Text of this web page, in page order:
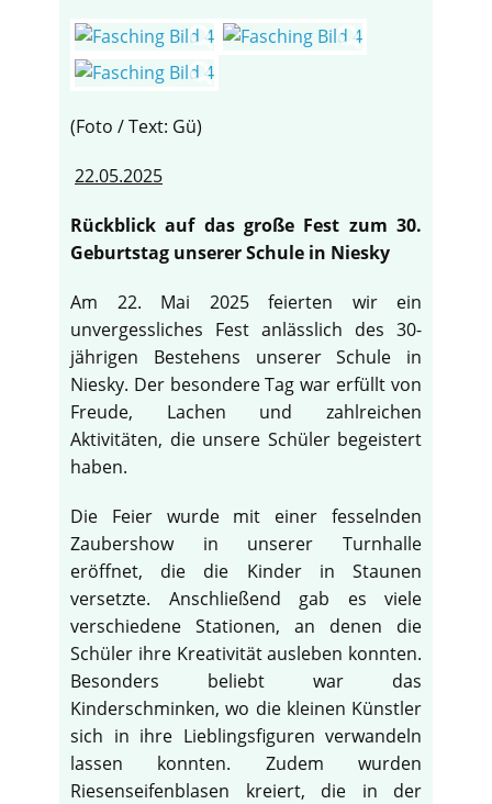
(Foto / Text: Gü)
22.05.2025
Rückblick auf das große Fest zum 30.
Geburtstag unserer Schule in Niesky
Am 22. Mai 2025 feierten wir ein
unvergessliches Fest anlässlich des 30-
jährigen Bestehens unserer Schule in
Niesky. Der besondere Tag war erfüllt von
Freude, Lachen und zahlreichen
Aktivitäten, die unsere Schüler begeistert
haben.
Die Feier wurde mit einer fesselnden
Zaubershow in unserer Turnhalle
eröffnet, die die Kinder in Staunen
versetzte. Anschließend gab es viele
verschiedene Stationen, an denen die
Schüler ihre Kreativität ausleben konnten.
Besonders beliebt war das
Kinderschminken, wo die kleinen Künstler
sich in ihre Lieblingsfiguren verwandeln
lassen konnten. Zudem wurden
Riesenseifenblasen kreiert, die in der